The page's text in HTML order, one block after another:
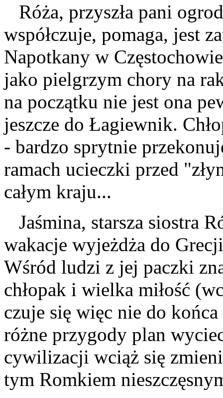
Róża, przyszła pani
współczuje, pomaga, jest
Napotkany w
jako pielgrzym chory na
na początku nie jest ona
jeszcze do Łagiewnik.
- bardzo sprytnie
ramach ucieczki przed
całym kraju...
Jaśmina, starsza siostra
wakacje wyjeżdża do
Wśród ludzi z jej paczki
chłopak i wielka miłość
czuje się więc nie do
różne przygody plan
cywilizacji wciąż się
tym Romkiem